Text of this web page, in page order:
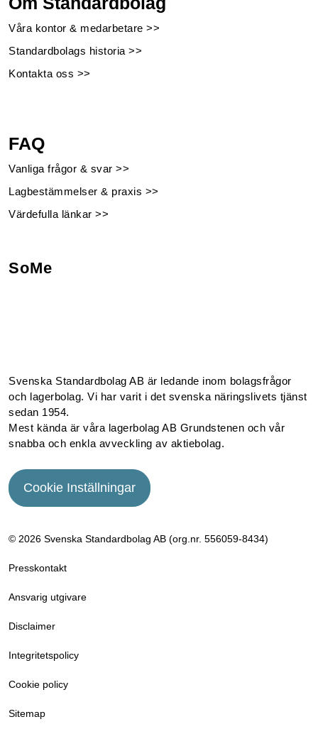
Våra kontor & medarbetare >>
Standardbolags historia >>
Kontakta oss >>
FAQ
Vanliga frågor & svar >>
Lagbestämmelser & praxis >>
Värdefulla länkar >>
SoMe
Svenska Standardbolag AB är ledande inom bolagsfrågor
och lagerbolag. Vi har varit i det svenska näringslivets tjänst
sedan 1954.
Mest kända är våra lagerbolag AB Grundstenen och vår
snabba och enkla avveckling av aktiebolag.
Cookie Inställningar
© 2026 Svenska Standardbolag AB (org.nr. 556059­-8434)
Presskontakt
Ansvarig utgivare
Disclaimer
Integritetspolicy
Cookie policy
Sitemap